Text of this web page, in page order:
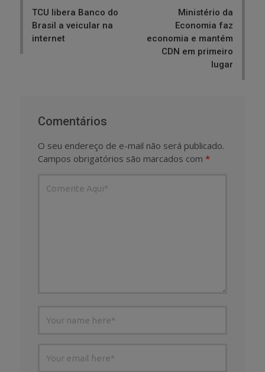
TCU libera Banco do
Brasil a veicular na
internet
Ministério da
Economia faz
economia e mantém
CDN em primeiro
lugar
Comentários
O seu endereço de e-mail não será publicado.
Campos obrigatórios são marcados com *